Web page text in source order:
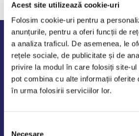
Acest site utilizează cookie-uri
Folosim cookie-uri pentru a
anunțurile, pentru a oferi funcții de
a analiza traficul. De asemenea, le
rețele sociale, de publicitate și de
privire la modul în care folosiți site-
pot combina cu alte informații oferite
în urma folosirii serviciilor lor.
Necesare
Program de lucru
Luni - Vineri: 09:00-18:00
Sambata - Duminica: 10:00-14:00